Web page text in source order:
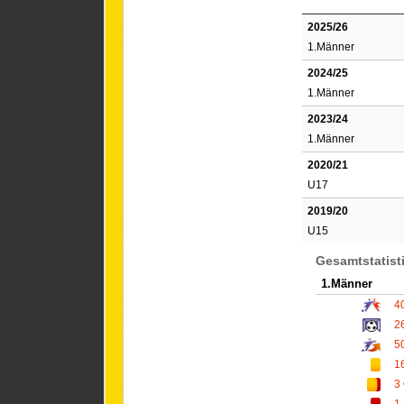
2025/26
1.Männer
2024/25
1.Männer
2023/24
1.Männer
2020/21
U17
2019/20
U15
1.Männer
3